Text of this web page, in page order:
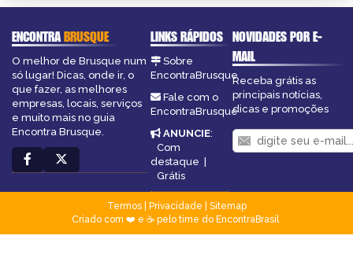
ENCONTRABRUSQUE
O melhor de Brusque num
só lugar! Dicas, onde ir, o
que fazer, as melhores
empresas, locais, serviços
e muito mais no guia
Encontra Brusque.
LINKS RÁPIDOS
Sobre
EncontraBrusque
Fale com o
EncontraBrusque
ANUNCIE:
Com
destaque |
Grátis
NOVIDADES POR E-
MAIL
Receba grátis as
principais notícias,
dicas e promoções
Termos| Privacidade
Sitemap
Criado com ❤️ e ☕ pelo time do EncontraBrasil